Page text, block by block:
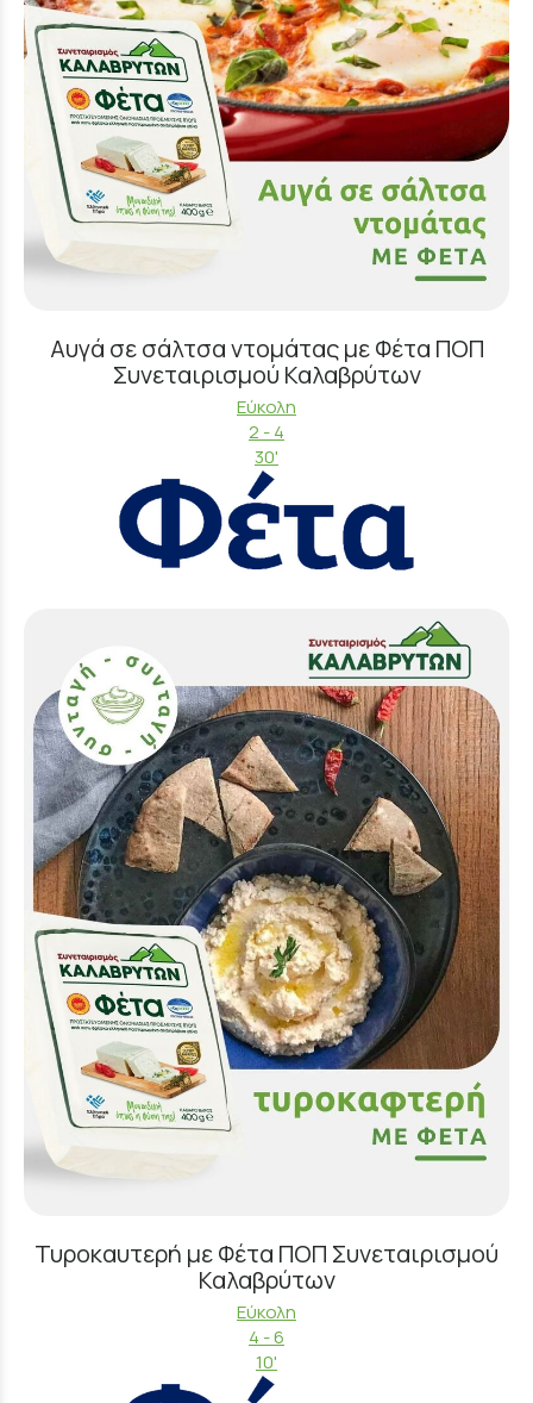
Αυγά σε σάλτσα ντομάτας με Φέτα ΠΟΠ
Συνεταιρισμού Καλαβρύτων
Εύκολη
2 - 4
30'
Τυροκαυτερή με Φέτα ΠΟΠ Συνεταιρισμού
Καλαβρύτων
Εύκολη
4 - 6
10'